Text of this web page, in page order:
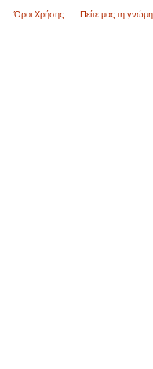
Όροι Χρήσης : Πείτε μας τη